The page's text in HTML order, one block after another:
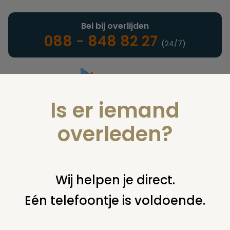
Landelijke uitvaartonderneming
Bel bij overlijden
088 - 848 82 27 (24/7)
U bent hier: home verzekeringen overige financiering
uitkering begrafenispolis niet aan premiebetaler?
Is er iemand
overleden?
Wij helpen je direct.
Eén telefoontje is voldoende.